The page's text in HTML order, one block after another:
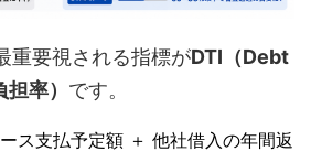
重要視される指標がDTI（Debt
率） です。
ス支払予定額 ＋ 他社借入の年間返